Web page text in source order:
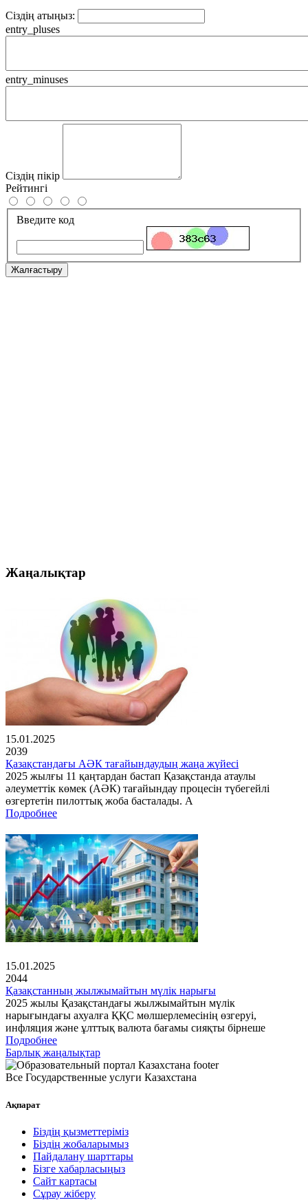
Сіздің атыңыз:
entry_pluses
entry_minuses
Сіздің пікір
Рейтингі
Введите код
Жалғастыру
Жаңалықтар
15.01.2025
2039
Қазақстандағы АӘК тағайындаудың жаңа жүйесі
2025 жылғы 11 қаңтардан бастап Қазақстанда атаулы
әлеуметтік көмек (АӘК) тағайындау процесін түбегейлі
өзгертетін пилоттық жоба басталады. А
Подробнее
15.01.2025
2044
Қазақстанның жылжымайтын мүлік нарығы
2025 жылы Қазақстандағы жылжымайтын мүлік
нарығындағы ахуалға ҚҚС мөлшерлемесінің өзгеруі,
инфляция және ұлттық валюта бағамы сияқты бірнеше
Подробнее
Барлық жаңалықтар
Все Государственные услуги Казахстана
Ақпарат
Біздің қызметтеріміз
Біздің жобаларымыз
Пайдалану шарттары
Бізге хабарласыңыз
Сайт картасы
Сұрау жіберу